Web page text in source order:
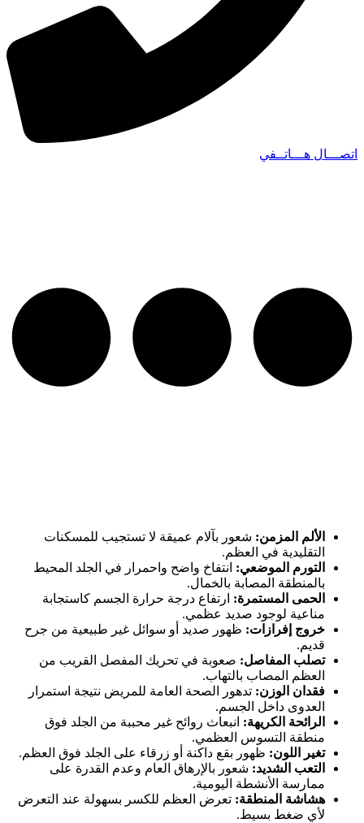
اتصـــال هـــاتــفي
الألم المزمن: شعور بآلام عميقة لا تستجيب للمسكنات
التقليدية في العظم.
التورم الموضعي: انتفاخ واضح واحمرار في الجلد المحيط
بالمنطقة المصابة بالخمال.
الحمى المستمرة: ارتفاع درجة حرارة الجسم كاستجابة
مناعية لوجود صديد عظمي.
خروج إفرازات: ظهور صديد أو سوائل غير طبيعية من جرح
قديم.
تصلب المفاصل: صعوبة في تحريك المفصل القريب من
العظم المصاب بالتهاب.
فقدان الوزن: تدهور الصحة العامة للمريض نتيجة استمرار
العدوى داخل الجسم.
الرائحة الكريهة: انبعاث روائح غير محببة من الجلد فوق
منطقة التسوس العظمي.
تغير اللون: ظهور بقع داكنة أو زرقاء على الجلد فوق العظم.
التعب الشديد: شعور بالإرهاق العام وعدم القدرة على
ممارسة الأنشطة اليومية.
هشاشة المنطقة: تعرض العظم للكسر بسهولة عند التعرض
لأي ضغط بسيط.